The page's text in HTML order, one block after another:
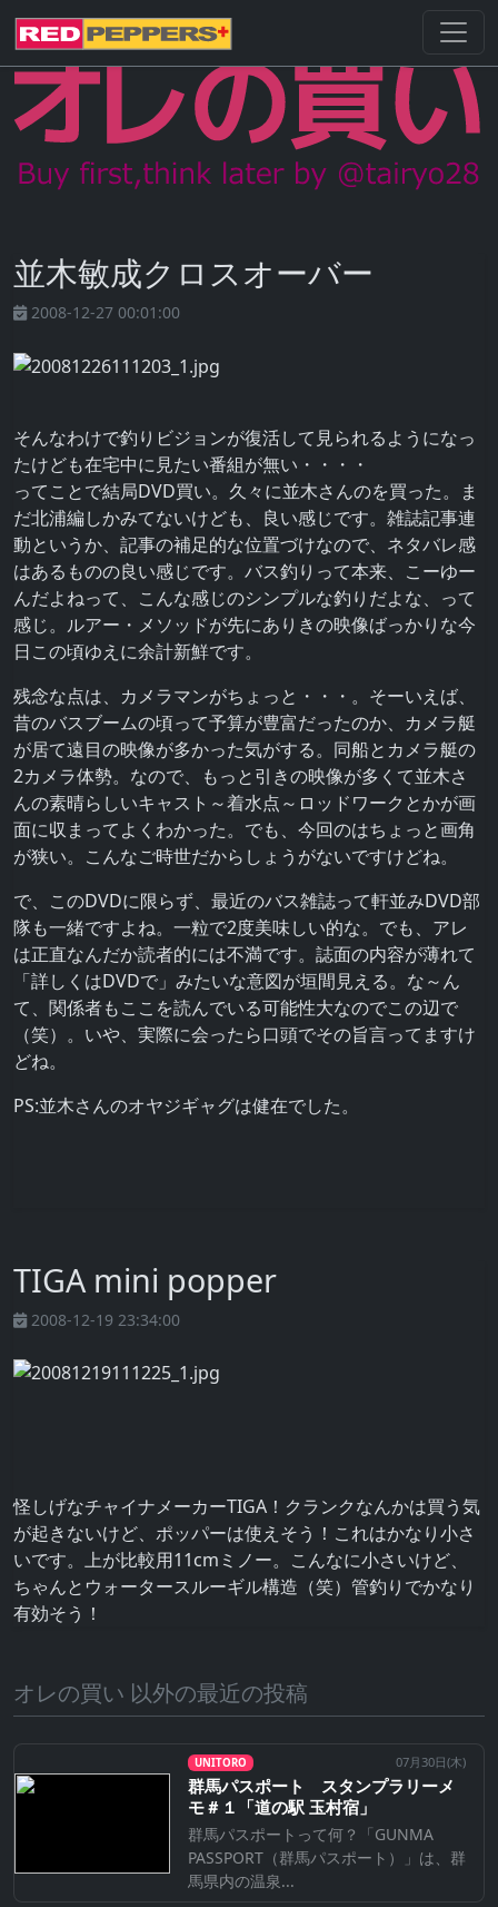
並木敏成クロスオーバー
2008-12-27 00:01:00
そんなわけで釣りビジョンが復活して見られるようになっ
たけども在宅中に見たい番組が無い・・・・
ってことで結局DVD買い。久々に並木さんのを買った。ま
だ北浦編しかみてないけども、良い感じです。雑誌記事連
動というか、記事の補足的な位置づけなので、ネタバレ感
はあるものの良い感じです。バス釣りって本来、こーゆー
んだよねって、こんな感じのシンプルな釣りだよな、って
感じ。ルアー・メソッドが先にありきの映像ばっかりな今
日この頃ゆえに余計新鮮です。
残念な点は、カメラマンがちょっと・・・。そーいえば、
昔のバスブームの頃って予算が豊富だったのか、カメラ艇
が居て遠目の映像が多かった気がする。同船とカメラ艇の
2カメラ体勢。なので、もっと引きの映像が多くて並木さ
んの素晴らしいキャスト～着水点～ロッドワークとかが画
面に収まってよくわかった。でも、今回のはちょっと画角
が狭い。こんなご時世だからしょうがないですけどね。
で、このDVDに限らず、最近のバス雑誌って軒並みDVD部
隊も一緒ですよね。一粒で2度美味しい的な。でも、アレ
は正直なんだか読者的には不満です。誌面の内容が薄れて
「詳しくはDVDで」みたいな意図が垣間見える。な～ん
て、関係者もここを読んでいる可能性大なのでこの辺で
（笑）。いや、実際に会ったら口頭でその旨言ってますけ
どね。
PS:並木さんのオヤジギャグは健在でした。
TIGA mini popper
2008-12-19 23:34:00
怪しげなチャイナメーカーTIGA！クランクなんかは買う気
が起きないけど、ポッパーは使えそう！これはかなり小さ
いです。上が比較用11cmミノー。こんなに小さいけど、
ちゃんとウォータースルーギル構造（笑）管釣りでかなり
有効そう！
オレの買い 以外の最近の投稿
UNITORO 07月30日(木)
群馬パスポート スタンプラリーメ
モ＃１「道の駅 玉村宿」
群馬パスポートって何？「GUNMA
PASSPORT（群馬パスポート）」は、群
馬県内の温泉...